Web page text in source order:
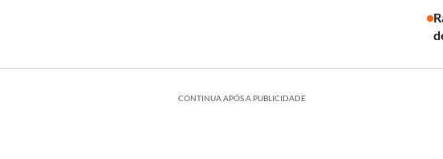
CONTINUA APÓS A PUBLICIDADE